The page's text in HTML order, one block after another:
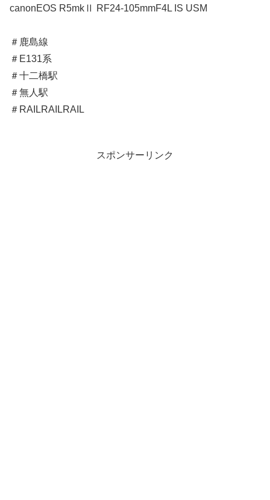
canonEOS R5mkⅡ RF24-105mmF4L IS USM
＃鹿島線
＃E131系
＃十二橋駅
＃無人駅
＃RAILRAILRAIL
スポンサーリンク